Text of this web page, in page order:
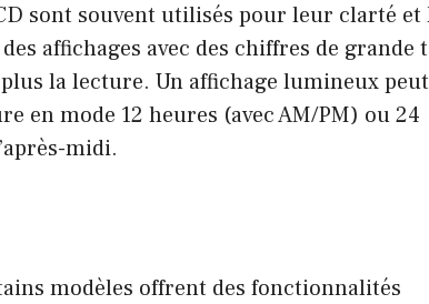
sont souvent utilisés pour leur clarté et
affichages avec des chiffres de grande
la lecture. Un affichage lumineux peut
en mode 12 heures (avec AM/PM) ou 24
midi.
modèles offrent des fonctionnalités